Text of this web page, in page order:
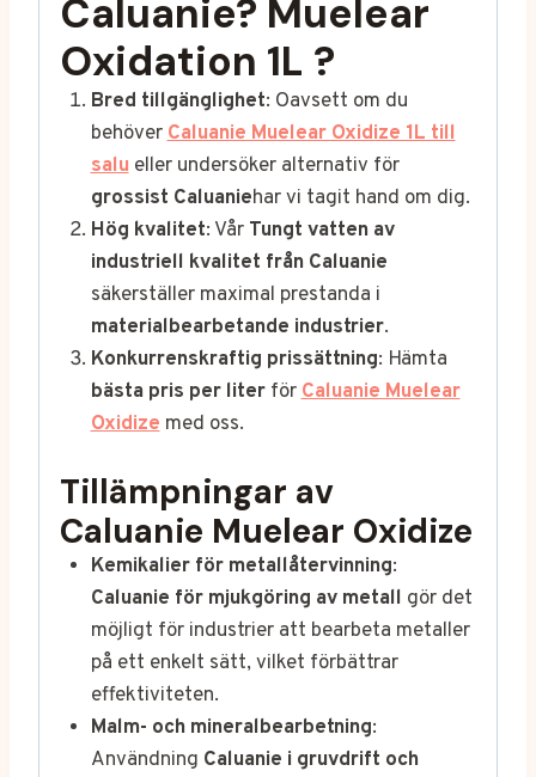
Caluanie? Muelear
Oxidation 1L ?
Bred tillgänglighet: Oavsett om du
behöverCaluanie Muelear Oxidize 1L till
salueller undersöker alternativ för
grossist Caluaniehar vi tagit hand om dig.
Hög kvalitet: Vår Tungt vatten av
industriell kvalitet från Caluanie
säkerställer maximal prestanda i
materialbearbetande industrier.
Konkurrenskraftig prissättning: Hämta
bästa pris per literförCaluanie Muelear
Oxidizemed oss.
Tillämpningar av
Caluanie Muelear Oxidize
Kemikalier för metallåtervinning:
Caluanie för mjukgöring av metall gör det
möjligt för industrier att bearbeta metaller
på ett enkelt sätt, vilket förbättrar
effektiviteten.
Malm- och mineralbearbetning:
Användning Caluanie i gruvdrift och